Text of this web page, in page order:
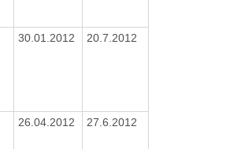
30.01.2012 20.7.2012
26.04.2012 27.6.2012